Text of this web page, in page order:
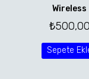
Wireless
₺500,00
Sepete